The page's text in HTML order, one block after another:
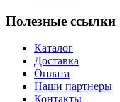
Полезные ссылки
Каталог
Доставка
Оплата
Наши партнеры
Контакты